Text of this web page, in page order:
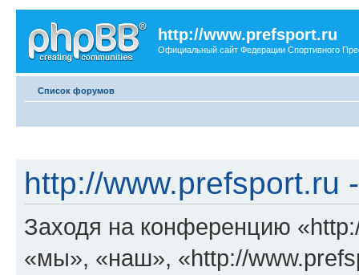
http://www.prefsport.ru
Официальный сайт Федерации Спортивного
Список форумов
http://www.prefsport.ru
Заходя на конференцию
«мы», «наш», «http://